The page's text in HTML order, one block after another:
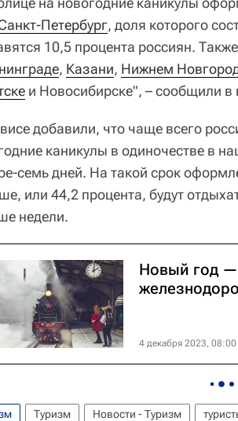
Петербург, доля которого
10,5 процента россиян.
, Казани, Нижнем
и Новосибирске", – сообщили в
добавили, что чаще всего
каникулы в одиночестве в
семь дней. На такой срок
или 44,2 процента, будут
недели.
Новый год —
4 декабря 2023, 08:00
Туризм Новости - Туризм